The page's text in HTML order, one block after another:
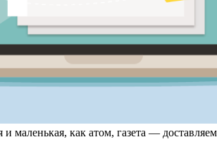
и маленькая, как атом, газета —